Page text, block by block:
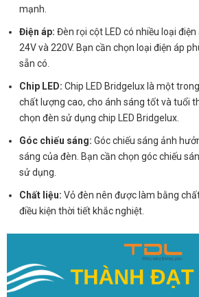
mạnh.
Điện áp: Đèn rọi cột LED có nhiều loại
24V và 220V. Bạn cần chọn loại điện áp
sẵn có.
Chip LED: Chip LED Bridgelux là một
chất lượng cao, cho ánh sáng tốt và tuổi
chọn đèn sử dụng chip LED Bridgelux.
Góc chiếu sáng: Góc chiếu sáng ảnh
sáng của đèn. Bạn cần chọn góc chiếu
sử dụng.
Chất liệu: Vỏ đèn nên được làm bằng
điều kiện thời tiết khắc nghiệt.